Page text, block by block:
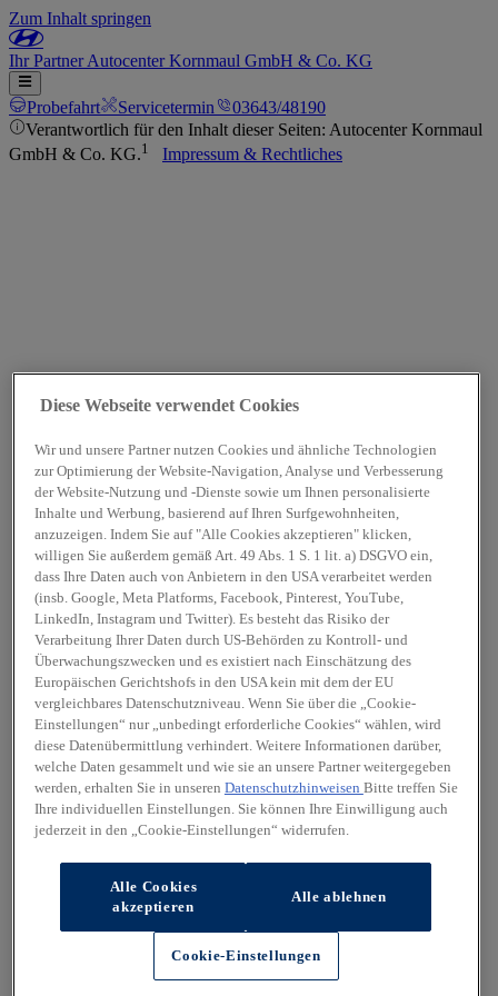
Zum Inhalt springen
IhrPartnerAutocenter Kornmaul GmbH & Co. KG
Probefahrt Servicetermin
03643/48190
Verantwortlich für den Inhalt dieser Seiten: Autocenter Kornmaul
GmbH & Co. KG.1 Impressum & Rechtliches
Diese Webseite verwendet Cookies
Wir und unsere Partner nutzen Cookies und ähnliche Technologien
zur Optimierung der Website-Navigation, Analyse und Verbesserung
der Website-Nutzung und -Dienste sowie um Ihnen personalisierte
Inhalte und Werbung, basierend auf Ihren Surfgewohnheiten,
anzuzeigen. Indem Sie auf "Alle Cookies akzeptieren" klicken,
willigen Sie außerdem gemäß Art. 49 Abs. 1 S. 1 lit. a) DSGVO ein,
dass Ihre Daten auch von Anbietern in den USA verarbeitet werden
(insb. Google, Meta Platforms, Facebook, Pinterest, YouTube,
LinkedIn, Instagram und Twitter). Es besteht das Risiko der
Verarbeitung Ihrer Daten durch US-Behörden zu Kontroll- und
Überwachungszwecken und es existiert nach Einschätzung des
Europäischen Gerichtshofs in den USA kein mit dem der EU
vergleichbares Datenschutzniveau. Wenn Sie über die „Cookie-
Einstellungen“ nur „unbedingt erforderliche Cookies“ wählen, wird
diese Datenübermittlung verhindert. Weitere Informationen darüber,
welche Daten gesammelt und wie sie an unsere Partner weitergegeben
werden, erhalten Sie in unseren Datenschutzhinweisen Bitte treffen Sie
Ihre individuellen Einstellungen. Sie können Ihre Einwilligung auch
jederzeit in den „Cookie-Einstellungen“ widerrufen.
Alle Cookies
akzeptieren
Alle ablehnen
Cookie-Einstellungen